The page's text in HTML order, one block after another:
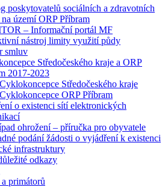
poskytovatelů sociálních a zdravotních
na území ORP Příbram
– Informační portál MF
nástroj limity využití půdy
smluv
Středočeského kraje a ORP
2017-2023
Cyklokoncepce Středočeského kraje
Cyklokoncepce ORP Příbram
o existenci sítí elektronických
ohrožení – příručka pro obyvatele
podání žádosti o vyjádření k existenci
infrastruktury
odkazy
primátorů